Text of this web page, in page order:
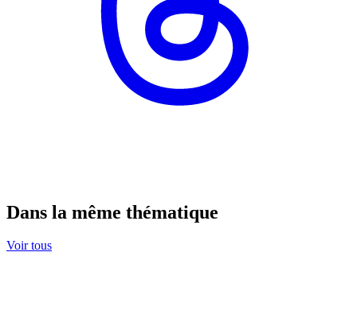
Dans la même thématique
Voir tous